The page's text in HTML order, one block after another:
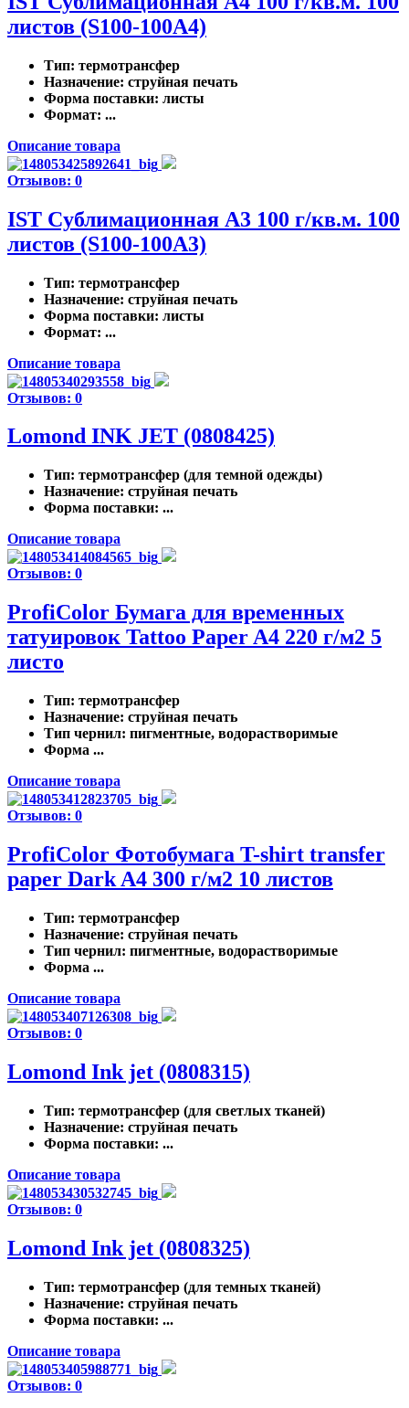
листов (S100-100A4)
Тип: термотрансфер
Назначение: струйная печать
Форма поставки: листы
Формат: ...
Описание товара
Отзывов: 0
IST Cублимационная A3 100 г/кв.м. 100
листов (S100-100A3)
Тип: термотрансфер
Назначение: струйная печать
Форма поставки: листы
Формат: ...
Описание товара
Отзывов: 0
Lomond INK JET (0808425)
Тип: термотрансфер (для темной одежды)
Назначение: струйная печать
Форма поставки: ...
Описание товара
Отзывов: 0
ProfiColor Бумага для временных
татуировок Tattoo Paper A4 220 г/м2 5
листо
Тип: термотрансфер
Назначение: струйная печать
Тип чернил: пигментные, водорастворимые
Форма ...
Описание товара
Отзывов: 0
ProfiColor Фотобумага T-shirt transfer
paper Dark A4 300 г/м2 10 листов
Тип: термотрансфер
Назначение: струйная печать
Тип чернил: пигментные, водорастворимые
Форма ...
Описание товара
Отзывов: 0
Lomond Ink jet (0808315)
Тип: термотрансфер (для светлых тканей)
Назначение: струйная печать
Форма поставки: ...
Описание товара
Отзывов: 0
Lomond Ink jet (0808325)
Тип: термотрансфер (для темных тканей)
Назначение: струйная печать
Форма поставки: ...
Описание товара
Отзывов: 0